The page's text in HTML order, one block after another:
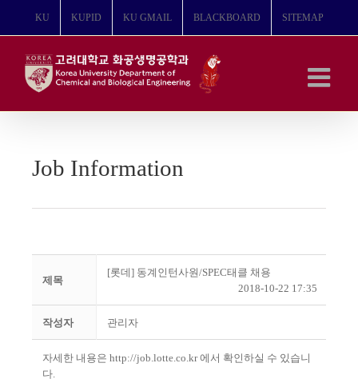
뛰
KU KUPID KU GMAIL BLACKBOARD SITEMAP
Job Information
제목
[롯데] 동계인턴사원/SPEC태클 채용
2018-10-22 17:35
작성자 관리자
자세한 내용은 http://job.lotte.co.kr 에서 확인하실 수 있습니
다.